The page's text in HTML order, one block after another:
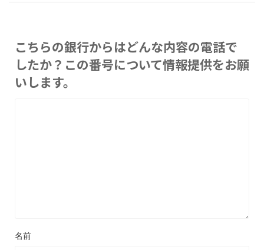
こちらの銀行からはどんな内容の電話で
したか？この番号について情報提供をお願
いします。
名前